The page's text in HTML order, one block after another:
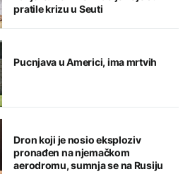
pratile krizu u Seuti
Pucnjava u Americi, ima mrtvih
Dron koji je nosio eksploziv
pronađen na njemačkom
aerodromu, sumnja se na Rusiju